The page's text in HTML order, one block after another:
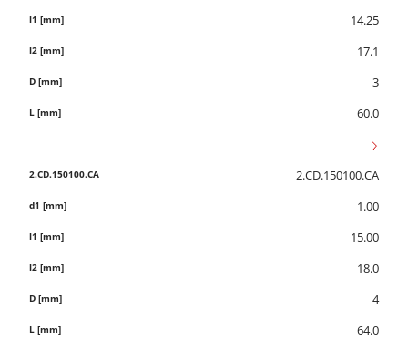
14.25
17.1
3
60.0
2.CD.150100.CA
1.00
15.00
18.0
4
64.0